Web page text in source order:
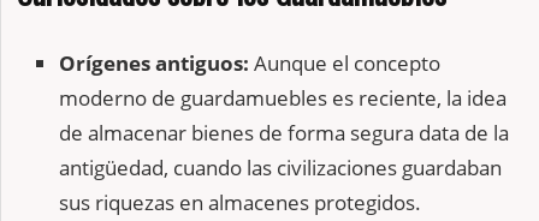
Orígenes antiguos: Aunque el concepto
moderno de guardamuebles es reciente, la idea
de almacenar bienes de forma segura data de la
antigüedad, cuando las civilizaciones guardaban
sus riquezas en almacenes protegidos.